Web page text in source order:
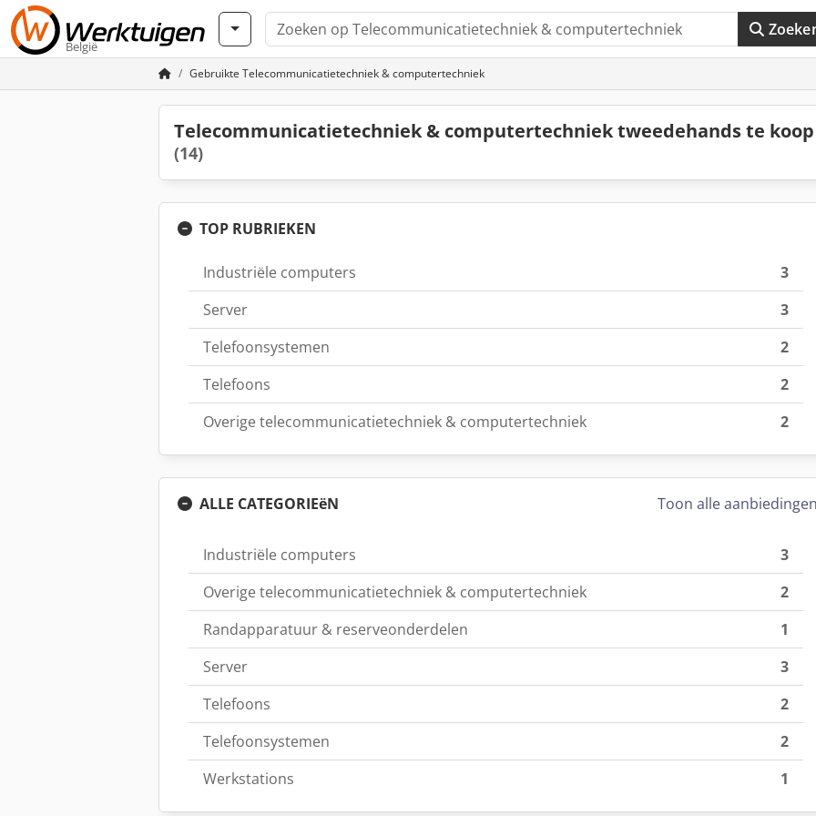
België
Gebruikte Telecommunicatietechniek & computertechniek
Telecommunicatietechniek & computertechniek tweedehands te koop
(14)
TOP RUBRIEKEN
Industriële computers
3
Server
3
Telefoonsystemen
2
Telefoons
2
Overige telecommunicatietechniek & computertechniek
2
ALLE CATEGORIEëN Toon alle
Industriële computers
3
Overige telecommunicatietechniek & computertechniek
2
Randapparatuur & reserveonderdelen
1
Server
3
Telefoons
2
Telefoonsystemen
2
Werkstations
1